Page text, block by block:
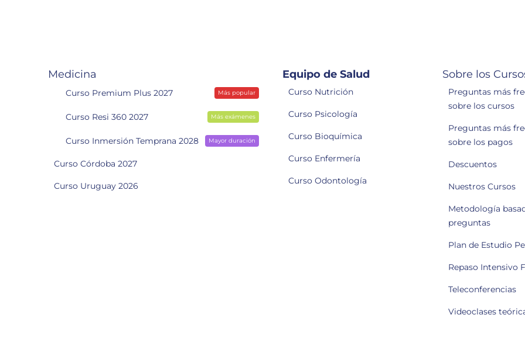
Medicina
Curso Premium Plus 2027 Más popular
Curso Resi 360 2027 Más exámenes
Curso Inmersión Temprana 2028 Mayor duración
Curso Córdoba 2027
Curso Uruguay 2026
Equipo de Salud
Curso Nutrición
Curso Psicología
Curso Bioquímica
Curso Enfermería
Curso Odontología
Sobre los
Preguntas más
sobre los cursos
Preguntas más
sobre los pagos
Descuentos
Nuestros Cursos
Metodología
preguntas
Plan de Estudio
Repaso Intensivo
Teleconferencias
Videoclases